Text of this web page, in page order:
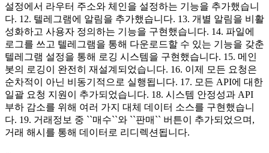
설정에서 라우터 주소와 체인을 설정하는 기능을 추가했습니
다. 12. 텔레그램에 알림을 추가했습니다. 13. 개별 알림을 비활
성화하고 사용자 정의하는 기능을 구현했습니다. 14. 파일에
로그를 쓰고 텔레그램을 통해 다운로드할 수 있는 기능을 갖춘
텔레그램 설정을 통해 로깅 시스템을 구현했습니다. 15. 메인
봇의 로깅이 완전히 재설계되었습니다. 16. 이제 모든 요청은
순차적이 아닌 비동기적으로 실행됩니다. 17. 모든 API에 대한
일괄 요청 지원이 추가되었습니다. 18. 시스템 안정성과 API
부하 감소를 위해 여러 가지 대체 데이터 소스를 구현했습니
다. 19. 거래정보 중 ``매수``와 ``판매`` 버튼이 추가되었으며,
거래 해시를 통해 데이터로 리디렉션됩니다.